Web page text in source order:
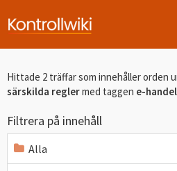
Hittade 2 träffar som innehåller orden
särskilda reglermed taggen e-handel
Filtrera på innehåll
Alla